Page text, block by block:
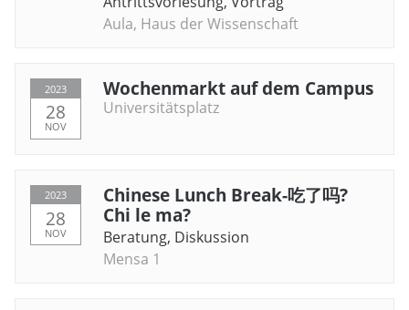
Aula, Haus der Wissenschaft
2023
28
NOV
Wochenmarkt auf dem Campus
Universitätsplatz
2023
28
NOV
Chinese Lunch Break-吃了吗?
Chi le ma?
Beratung, Diskussion
Mensa 1